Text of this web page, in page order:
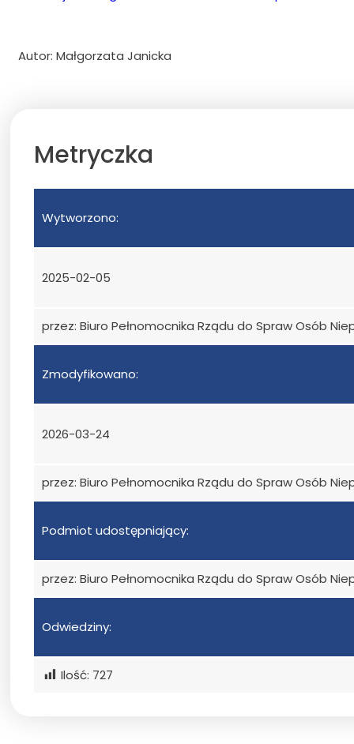
Autor: Małgorzata Janicka
Metryczka
Wytworzono:
2025-02-05
przez: Biuro Pełnomocnika Rządu do Spraw Osób
Zmodyfikowano:
2026-03-24
przez: Biuro Pełnomocnika Rządu do Spraw Osób
Podmiot udostępniający:
przez: Biuro Pełnomocnika Rządu do Spraw Osób
Odwiedziny:
Ilość: 727